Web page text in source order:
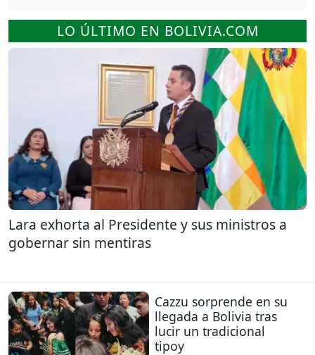
LO ÚLTIMO EN BOLIVIA.COM
Lara exhorta al Presidente y sus ministros a
gobernar sin mentiras
Cazzu sorprende en su
llegada a Bolivia tras
lucir un tradicional
tipoy